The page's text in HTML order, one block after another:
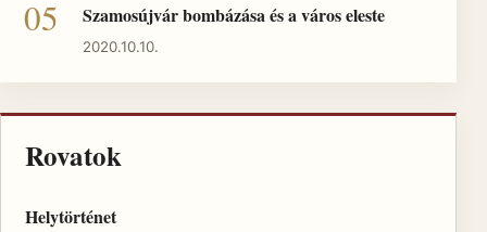
Szamosújvár bombázása és a város eleste
2020.10.10.
Rovatok
Helytörténet